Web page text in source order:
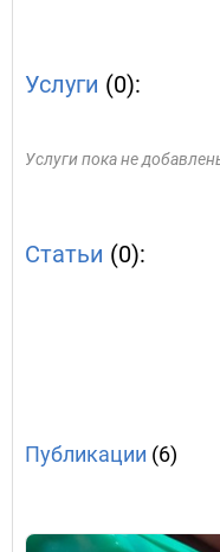
Услуги (0):
Услуги пока не
Статьи (0):
Публикации (6)